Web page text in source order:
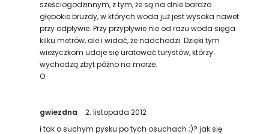
sześciogodzinnym, z tym, że są na dnie bardzo
głębokie bruzdy, w których woda już jest wysoka nawet
przy odpływie. Przy przypływie nie od razu woda sięga
kilku metrów, ale i widać, że nadchodzi. Dzięki tym
wieżyczkom udaje się uratować turystów, którzy
wychodzą zbyt późno na morze.
O.
gwiezdna
2. listopada 2012
i tak o suchym pysku po tych osuchach ;)? jak się